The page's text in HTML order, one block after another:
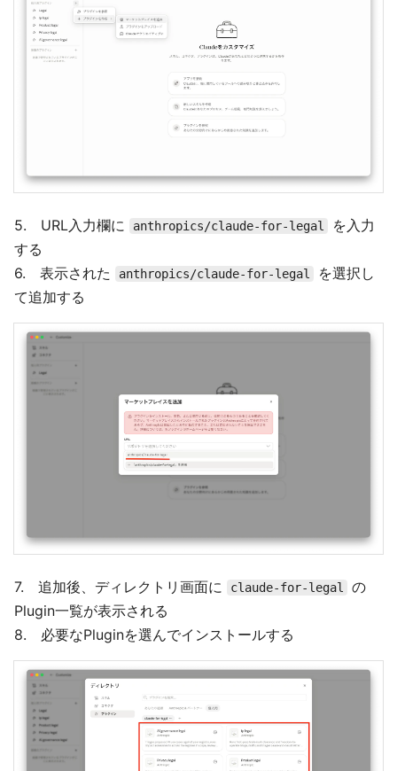
5. URL入力欄に anthropics/claude-for-legal
を入力
する
6. 表示された
anthropics/claude-for-legal
を選択し
て追加する
7. 追加後、ディレクトリ画面に claude-for-legal
の
Plugin一覧が表示される
8. 必要なPluginを選んでインストールする